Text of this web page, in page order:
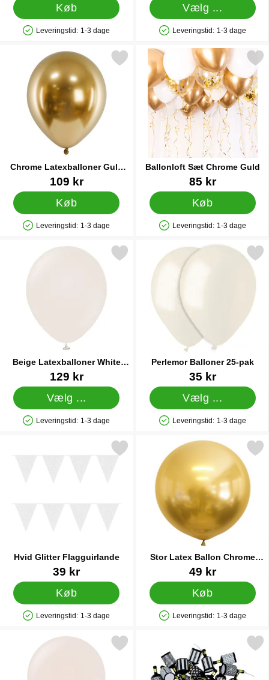
Køb
Produkttilgængelighed: På lager
Leveringstid: 1-3 dage
Vælg ...
Produkttilgængelighed: På lager
Leveringstid: 1-3 dage
Chrome Latexballoner Guld
50-pak
Varenr 21150109 kr
Køb
Produkttilgængelighed: På lager
Leveringstid: 1-3 dage
Markér chrome Latexballoner Guld 50-pak som favorit
Ballonloft Sæt Chrome Guld
Varenr 2571585 kr
Køb
Produkttilgængelighed: På lager
Leveringstid: 1-3 dage
Markér ballonloft Sæt
Beige Latexballoner White
Sand 100-pak
Varenr 37867129 kr
Vælg ...
Produkttilgængelighed: På lager
Leveringstid: 1-3 dage
beige Latexballoner White Sand 100-pak som favorit
Perlemor Balloner 25-pak
Varenr 1222235 kr
Vælg ...
Produkttilgængelighed: På lager
Leveringstid: 1-3 dage
Markér perlemor
Hvid Glitter Flagguirlande
Varenr 1734739 kr
Køb
Produkttilgængelighed: På lager
Leveringstid: 1-3 dage
Markér hvid Glitter Flagguirlande som favorit
Stor Latex Ballon Chrome
Guld
Varenr 3321049 kr
Køb
Produkttilgængelighed: På lager
Leveringstid: 1-3 dage
Markér stor Latex Ballon
beige Miniballoner White Sand 100-pak som favorit
Markér party Popper Sort/